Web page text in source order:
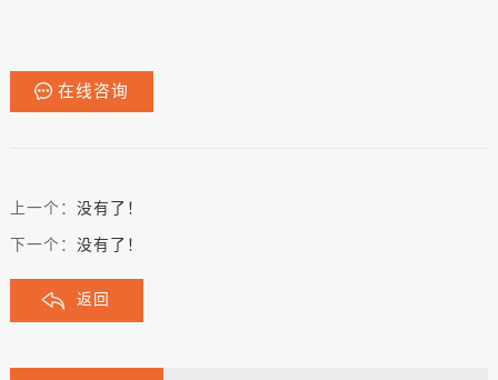
在线咨询
上一个：没有了！
下一个：没有了！
返回